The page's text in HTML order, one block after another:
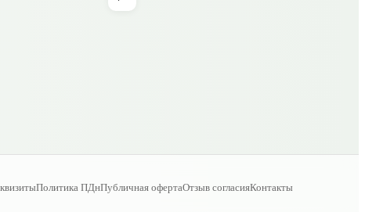
Политика ПДнПубличная офертаОтзыв согласияКонтакты